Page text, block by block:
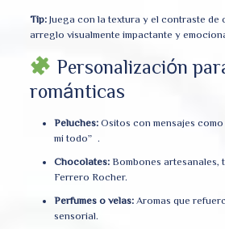
Tip:Juega con la textura y el contraste de
arreglo visualmente impactante y
Personalización
románticas
Peluches:Ositos con mensajes
mi todo”.
Chocolates:Bombones artesanales,
Ferrero Rocher.
Perfumes o velas:Aromas que
sensorial.